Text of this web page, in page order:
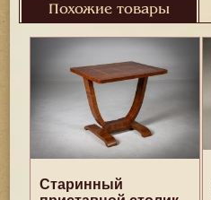
Похожие товары
Старинный